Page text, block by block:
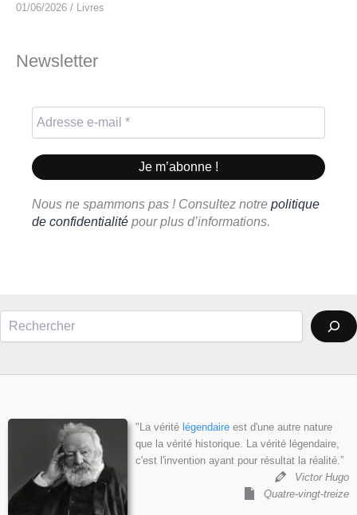
01/06/2026 / Livres
Newsletter
Nous ne spammons pas ! Consultez notre politique
de confidentialité pour plus d’informations.
"La vérité légendaire est d'une autre nature
que la vérité historique. La vérité légendaire,
c'est l'invention ayant pour résultat la réalité.”
Victor Hugo
Quatre-vingt-treize